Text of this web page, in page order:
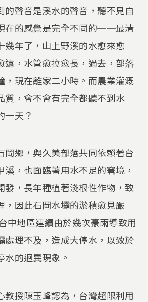
的聲音是溪水的聲音，聽不見自
在的感覺是完全不同的──最清
幾年了，山上野溪的水愈來愈
遠，水管愈拉愈長，過去，部落
，現在離家二小時。而農業灌溉
質，會不會有完全都聽不到水
一天？
岡鄉，與久美部落共同依賴著台
，也面臨著用水不足的窘境，
發，長年種植著淺根性作物，致
，因此石岡水壩的淤積愈見嚴
中地區連續由於幾次豪雨導致用
處理不及，造成大停水，以致於
水的迥異現象。
教授陳玉峰認為，台灣超限利用